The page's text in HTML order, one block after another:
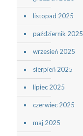
listopad 2025
październik 2025
wrzesień 2025
sierpień 2025
lipiec 2025
czerwiec 2025
maj 2025